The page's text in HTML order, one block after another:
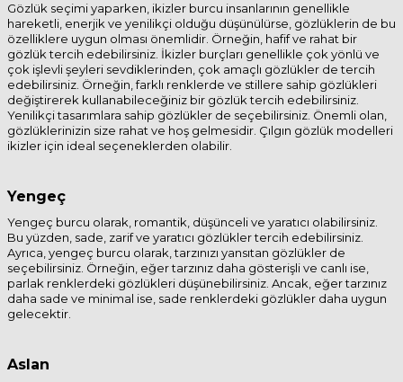
Gözlük seçimi yaparken, ikizler burcu insanlarının genellikle
hareketli, enerjik ve yenilikçi olduğu düşünülürse, gözlüklerin de bu
özelliklere uygun olması önemlidir. Örneğin, hafif ve rahat bir
gözlük tercih edebilirsiniz. İkizler burçları genellikle çok yönlü ve
çok işlevli şeyleri sevdiklerinden, çok amaçlı gözlükler de tercih
edebilirsiniz. Örneğin, farklı renklerde ve stillere sahip gözlükleri
değiştirerek kullanabileceğiniz bir gözlük tercih edebilirsiniz.
Yenilikçi tasarımlara sahip gözlükler de seçebilirsiniz. Önemli olan,
gözlüklerinizin size rahat ve hoş gelmesidir. Çılgın gözlük modelleri
ikizler için ideal seçeneklerden olabilir.
Yengeç
Yengeç burcu olarak, romantik, düşünceli ve yaratıcı olabilirsiniz.
Bu yüzden, sade, zarif ve yaratıcı gözlükler tercih edebilirsiniz.
Ayrıca, yengeç burcu olarak, tarzınızı yansıtan gözlükler de
seçebilirsiniz. Örneğin, eğer tarzınız daha gösterişli ve canlı ise,
parlak renklerdeki gözlükleri düşünebilirsiniz. Ancak, eğer tarzınız
daha sade ve minimal ise, sade renklerdeki gözlükler daha uygun
gelecektir.
Aslan